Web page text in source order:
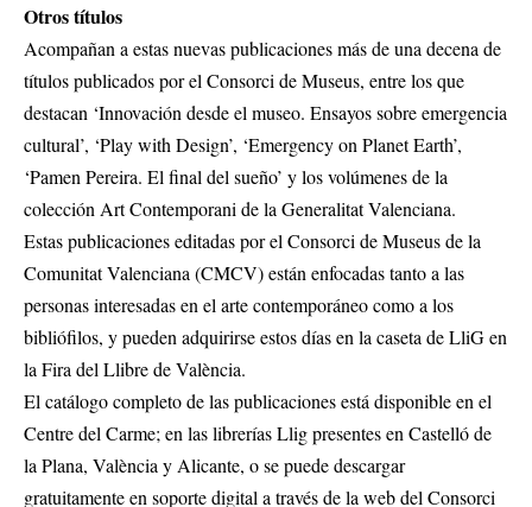
Otros títulos
Acompañan a estas nuevas publicaciones más de una decena de
títulos publicados por el Consorci de Museus, entre los que
destacan ‘Innovación desde el museo. Ensayos sobre emergencia
cultural’, ‘Play with Design’, ‘Emergency on Planet Earth’,
‘Pamen Pereira. El final del sueño’ y los volúmenes de la
colección Art Contemporani de la Generalitat Valenciana.
Estas publicaciones editadas por el Consorci de Museus de la
Comunitat Valenciana (CMCV) están enfocadas tanto a las
personas interesadas en el arte contemporáneo como a los
bibliófilos, y pueden adquirirse estos días en la caseta de LliG en
la Fira del Llibre de València.
El catálogo completo de las publicaciones está disponible en el
Centre del Carme; en las librerías Llig presentes en Castelló de
la Plana, València y Alicante, o se puede descargar
gratuitamente en soporte digital a través de la web del Consorci